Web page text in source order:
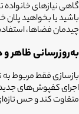
گاهی نیازهای
باشید یا بخواهید پلان
چیدمان فضاها،
به‌روزرسانی ظاهر
بازسازی فقط مربوط
اجرای کفپوش‌های جدید
متفاوت کند و حس